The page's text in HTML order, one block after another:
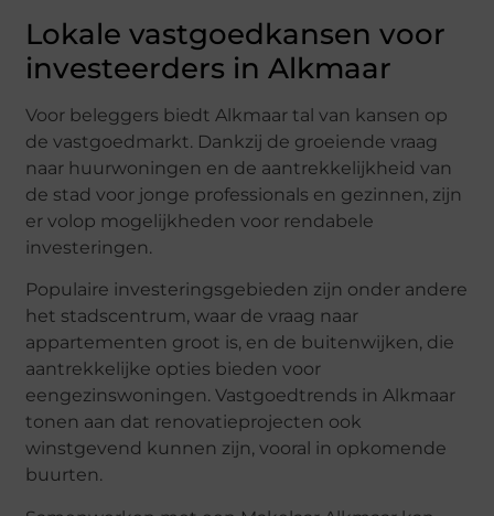
Lokale vastgoedkansen voor
investeerders in Alkmaar
Voor beleggers biedt Alkmaar tal van kansen op
de vastgoedmarkt. Dankzij de groeiende vraag
naar huurwoningen en de aantrekkelijkheid van
de stad voor jonge professionals en gezinnen, zijn
er volop mogelijkheden voor rendabele
investeringen.
Populaire investeringsgebieden zijn onder andere
het stadscentrum, waar de vraag naar
appartementen groot is, en de buitenwijken, die
aantrekkelijke opties bieden voor
eengezinswoningen. Vastgoedtrends in Alkmaar
tonen aan dat renovatieprojecten ook
winstgevend kunnen zijn, vooral in opkomende
buurten.